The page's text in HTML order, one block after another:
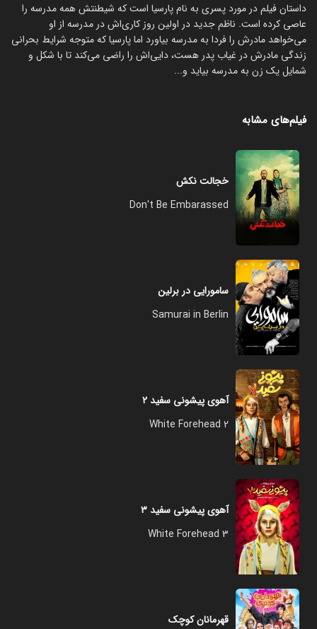
‏داستان فیلم در مورد پسری به نام پارسیا است که شیطنتش همه مدرسه را
عاصی کرده است. ناظم جدید در اولین روز کاری‌اش در مدرسه از او
می‌خواهد مادرش را فردا به مدرسه بیاورد اما پارسیا که متوجه شرایط بحرانی
زندگی مادرش در غیاب پدر هست، دایی‌اش را راضی می‌کند تا با شکل و
شمایل یک زن به مدرسه بیاید و...
فیلم‌های مشابه
خجالت نکش
Don't Be Embarassed
سامورایی در برلین
Samurai in Berlin
آهوی پیشونی سفید ۲
White Forehead 2
آهوی پیشونی سفید ۳
White Forehead 3
قهرمانان کوچک